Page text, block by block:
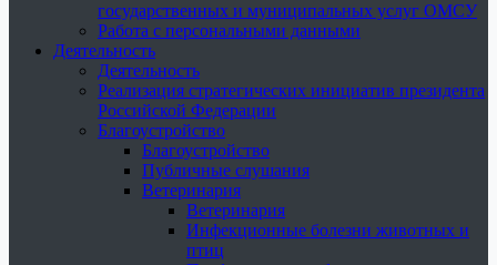
государственных и муниципальных услуг ОМСУ
Работа с персональными данными
Деятельность
Деятельность
Реализация стратегических инициатив президента
Российской Федерации
Благоустройство
Благоустройство
Публичные слушания
Ветеринария
Ветеринария
Инфекционные болезни животных и
птиц